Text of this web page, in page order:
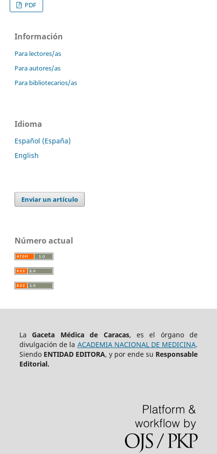
PDF
Información
Para lectores/as
Para autores/as
Para bibliotecarios/as
Idioma
Español (España)
English
Enviar un artículo
Número actual
LaGaceta Médica de Caracas, es el órgano de
divulgación de la ACADEMIA NACIONAL DE MEDICINA.
Siendo ENTIDAD EDITORA, y por ende su Responsable
Editorial.